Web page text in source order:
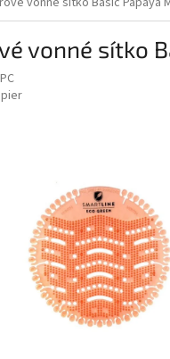
vonné sítko